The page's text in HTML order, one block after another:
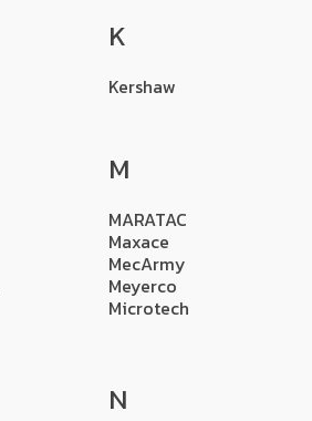
K
Kershaw
M
MARATAC
Maxace
MecArmy
Meyerco
Microtech
N